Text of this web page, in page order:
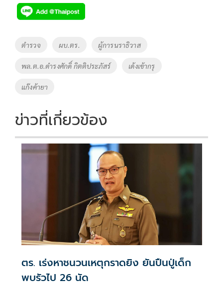
e
b
o
k
tt
er
p
y
Li
n
k
Tags
ตำรวจ ผบ.ตร. ผู้การนราธิวาส
พล.ต.อ.ดำรงศักดิ์ กิตติประภัสร์ เด้งเข้ากรุ
แก๊งค้ายา
ข่าวที่เกี่ยวข้อง
ตร. เร่งหาชนวนเหตุกราดยิง ยันปืนปู่เด็ก
พบรัวไป 26 นัด